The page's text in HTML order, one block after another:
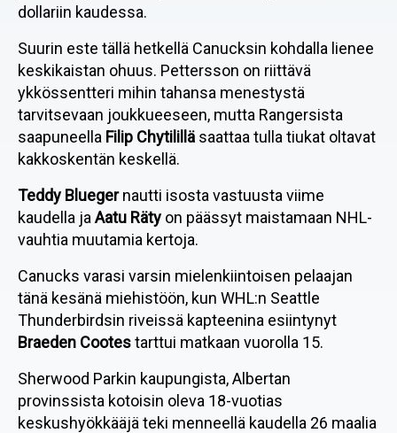
dollariin kaudessa.
Suurin este tällä hetkellä Canucksin kohdalla lienee
keskikaistan ohuus. Pettersson on riittävä
ykkössentteri mihin tahansa menestystä
tarvitsevaan joukkueeseen, mutta Rangersista
saapuneella Filip Chytilillä saattaa tulla tiukat oltavat
kakkoskentän keskellä.
Teddy Bluegernautti isosta vastuusta viime
kaudella ja Aatu Räty on päässyt maistamaan NHL-
vauhtia muutamia kertoja.
Canucks varasi varsin mielenkiintoisen pelaajan
tänä kesänä miehistöön, kun WHL:n Seattle
Thunderbirdsin riveissä kapteenina esiintynyt
Braeden Cootestarttui matkaan vuorolla 15.
Sherwood Parkin kaupungista, Albertan
provinssista kotoisin oleva 18-vuotias
keskushyökkääjä teki menneellä kaudella 26 maalia